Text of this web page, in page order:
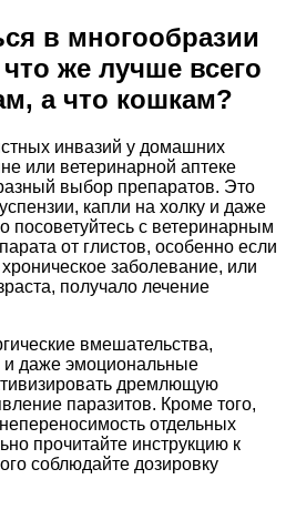
в многообразии
же лучше всего
а что кошкам?
инвазий у домашних
или ветеринарной аптеке
выбор препаратов. Это
капли на холку и даже
посоветуйтесь с ветеринарным
от глистов, особенно если
заболевание, или
получало лечение
вмешательства,
даже эмоциональные
дремлющую
паразитов. Кроме того,
отдельных
прочитайте инструкцию к
соблюдайте дозировку